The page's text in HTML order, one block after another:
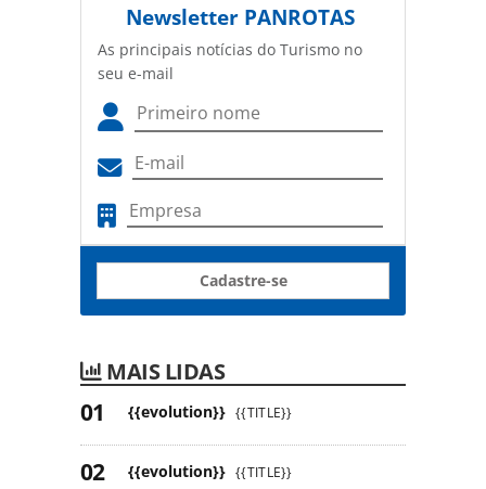
Newsletter PANROTAS
As principais notícias do Turismo no
seu e-mail
Cadastre-se
MAIS LIDAS
{{evolution}} {{TITLE}}
{{evolution}} {{TITLE}}